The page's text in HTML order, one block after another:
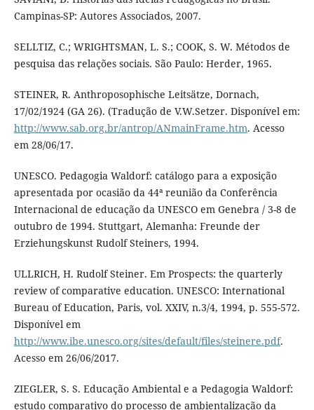
Campinas-SP: Autores Associados, 2007.
SELLTIZ, C.; WRIGHTSMAN, L. S.; COOK, S. W. Métodos de
pesquisa das relações sociais. São Paulo: Herder, 1965.
STEINER, R. Anthroposophische Leitsätze, Dornach,
17/02/1924 (GA 26). (Tradução de V.W.Setzer. Disponível em:
http://www.sab.org.br/antrop/ANmainFrame.htm. Acesso
em 28/06/17.
UNESCO. Pedagogia Waldorf: catálogo para a exposição
apresentada por ocasião da 44ª reunião da Conferência
Internacional de educação da UNESCO em Genebra / 3-8 de
outubro de 1994. Stuttgart, Alemanha: Freunde der
Erziehungskunst Rudolf Steiners, 1994.
ULLRICH, H. Rudolf Steiner. Em Prospects: the quarterly
review of comparative education. UNESCO: International
Bureau of Education, Paris, vol. XXIV, n.3/4, 1994, p. 555-572.
Disponível em
http://www.ibe.unesco.org/sites/default/files/steinere.pdf.
Acesso em 26/06/2017.
ZIEGLER, S. S. Educação Ambiental e a Pedagogia Waldorf:
estudo comparativo do processo de ambientalização da